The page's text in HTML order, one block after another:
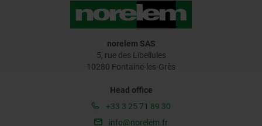
norelem SAS
5, rue des Libellules
10280 Fontaine-les-Grès
Head office
+33 3 25 71 89 30
info@norelem.fr